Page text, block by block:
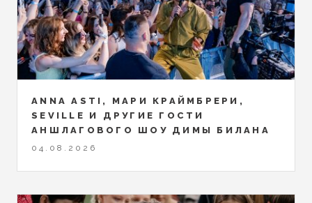
ANNA ASTI, МАРИ КРАЙМБРЕРИ,
SEVILLE И ДРУГИЕ ГОСТИ
АНШЛАГОВОГО ШОУ ДИМЫ БИЛАНА
04.08.2026